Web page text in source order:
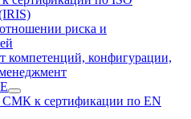
риска и
компетенций, конфигурации,
СМК к сертификации по EN